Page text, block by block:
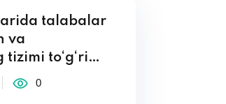
talabalar
va
to‘g‘ri…
0